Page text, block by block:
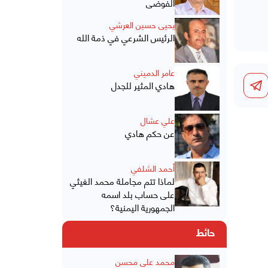
يحيى حسين العرشي
الرئيس الشرعي في ذمة الله
عامر الدميني
هادي المثير للجدل
علي عشال
عن حكم هادي
أحمد الشلفي
لماذا تتم مجاملة محمد الغيثي
على حساب بلد اسمه
الجمهورية اليمنية؟
حائط
محمد علي محسن